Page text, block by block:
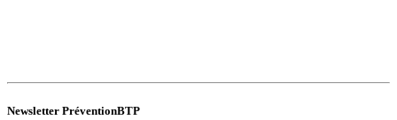
Newsletter PréventionBTP